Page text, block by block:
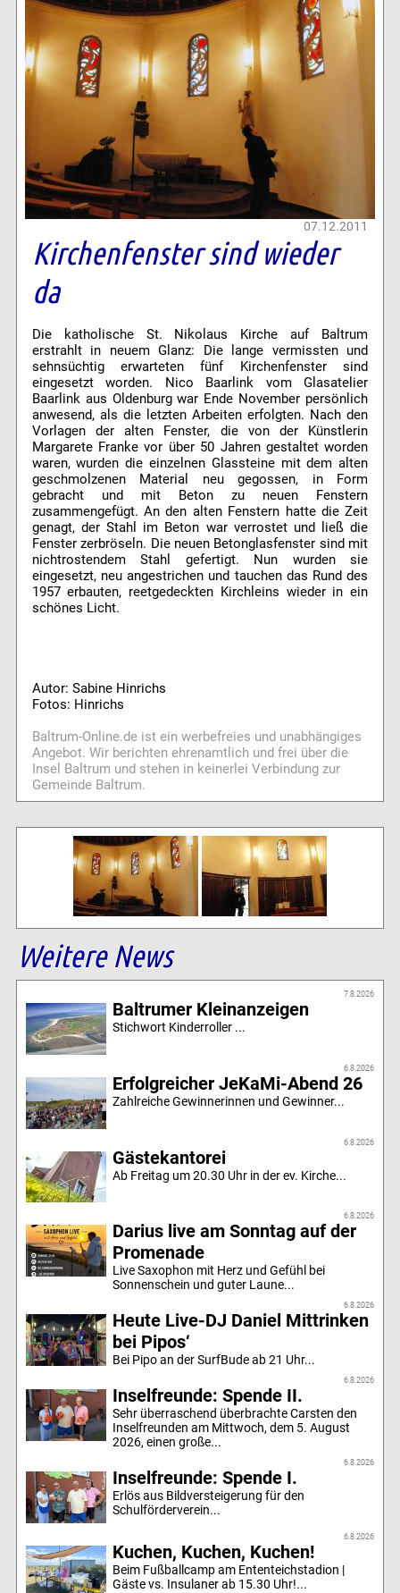
07.12.2011
Kirchenfenster sind wieder
da
Die katholische St. Nikolaus Kirche auf Baltrum
erstrahlt in neuem Glanz: Die lange vermissten und
sehnsüchtig erwarteten fünf Kirchenfenster sind
eingesetzt worden. Nico Baarlink vom Glasatelier
Baarlink aus Oldenburg war Ende November persönlich
anwesend, als die letzten Arbeiten erfolgten. Nach den
Vorlagen der alten Fenster, die von der Künstlerin
Margarete Franke vor über 50 Jahren gestaltet worden
waren, wurden die einzelnen Glassteine mit dem alten
geschmolzenen Material neu gegossen, in Form
gebracht und mit Beton zu neuen Fenstern
zusammengefügt. An den alten Fenstern hatte die Zeit
genagt, der Stahl im Beton war verrostet und ließ die
Fenster zerbröseln. Die neuen Betonglasfenster sind mit
nichtrostendem Stahl gefertigt. Nun wurden sie
eingesetzt, neu angestrichen und tauchen das Rund des
1957 erbauten, reetgedeckten Kirchleins wieder in ein
schönes Licht.
Autor: Sabine Hinrichs
Fotos: Hinrichs
Baltrum-Online.de ist ein werbefreies und unabhängiges
Angebot. Wir berichten ehrenamtlich und frei über die
Insel Baltrum und stehen in keinerlei Verbindung zur
Gemeinde Baltrum.
Weitere News
7.8.2026
Baltrumer Kleinanzeigen
Stichwort Kinderroller ...
6.8.2026
Erfolgreicher JeKaMi-Abend 26
Zahlreiche Gewinnerinnen und Gewinner...
6.8.2026
Gästekantorei
Ab Freitag um 20.30 Uhr in der ev. Kirche...
6.8.2026
Darius live am Sonntag auf der
Promenade
Live Saxophon mit Herz und Gefühl bei
Sonnenschein und guter Laune...
6.8.2026
Heute Live-DJ Daniel Mittrinken
bei Pipos‘
Bei Pipo an der SurfBude ab 21 Uhr...
6.8.2026
Inselfreunde: Spende II.
Sehr überraschend überbrachte Carsten den
Inselfreunden am Mittwoch, dem 5. August
2026, einen große...
6.8.2026
Inselfreunde: Spende I.
Erlös aus Bildversteigerung für den
Schulförderverein...
6.8.2026
Kuchen, Kuchen, Kuchen!
Beim Fußballcamp am Ententeichstadion |
Gäste vs. Insulaner ab 15.30 Uhr!...